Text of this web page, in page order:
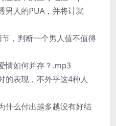
男人的PUA，并将计就
，判断一个男人值不值得
情如何并存？.mp3
的表现，不外乎这4种人
什么付出越多越没有好结